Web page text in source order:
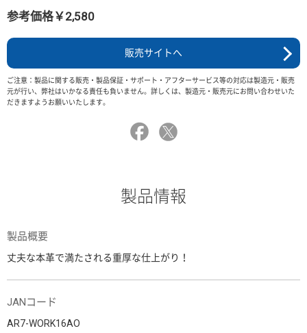
参考価格￥2,580
販売サイトへ
ご注意：製品に関する販売・製品保証・サポート・アフターサービス等の対応は製造元・販売
元が行い、弊社はいかなる責任も負いません。詳しくは、製造元・販売元にお問い合わせいた
だきますようお願いいたします。
製品情報
製品概要
丈夫な本革で満たされる重厚な仕上がり！
JANコード
AR7-WORK16AO